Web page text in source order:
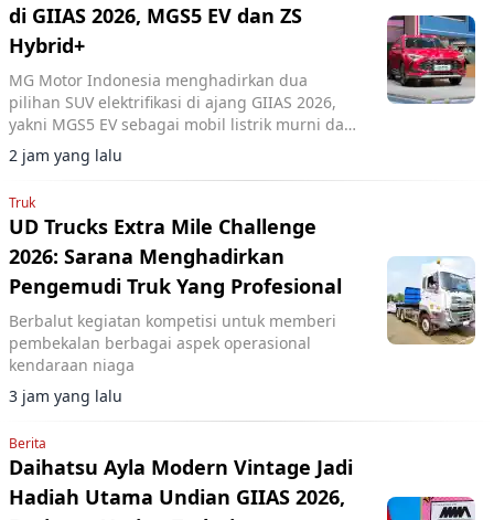
di GIIAS 2026, MGS5 EV dan ZS
Hybrid+
MG Motor Indonesia menghadirkan dua
pilihan SUV elektrifikasi di ajang GIIAS 2026,
yakni MGS5 EV sebagai mobil listrik murni dan
MG ZS Hybrid+ yang mengusung teknologi full
hybrid.
2 jam yang lalu
Truk
UD Trucks Extra Mile Challenge
2026: Sarana Menghadirkan
Pengemudi Truk Yang Profesional
Berbalut kegiatan kompetisi untuk memberi
pembekalan berbagai aspek operasional
kendaraan niaga
3 jam yang lalu
Berita
Daihatsu Ayla Modern Vintage Jadi
Hadiah Utama Undian GIIAS 2026,